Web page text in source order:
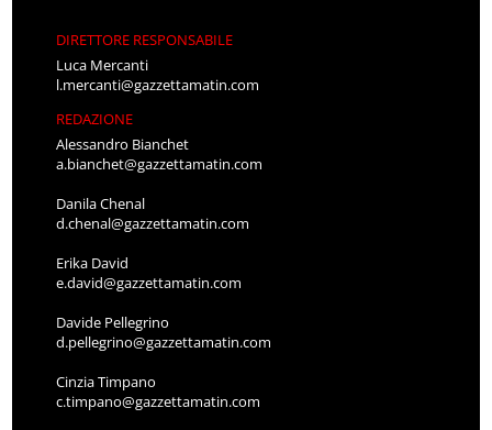
DIRETTORE RESPONSABILE
Luca Mercanti
l.mercanti@gazzettamatin.com
REDAZIONE
Alessandro Bianchet
a.bianchet@gazzettamatin.com
Danila Chenal
d.chenal@gazzettamatin.com
Erika David
e.david@gazzettamatin.com
Davide Pellegrino
d.pellegrino@gazzettamatin.com
Cinzia Timpano
c.timpano@gazzettamatin.com